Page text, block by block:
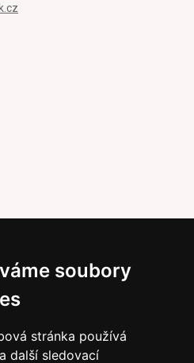
soubory
stránka používá
další sledovací
údajů